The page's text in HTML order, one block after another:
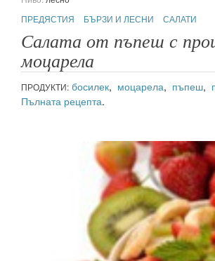
ПРЕДЯСТИЯ
БЪРЗИ И ЛЕСНИ САЛАТИ
Салата от пъпеш с
моцарела
ПРОДУКТИ: босилек, моцарела, пъпеш,
Пълната рецепта.